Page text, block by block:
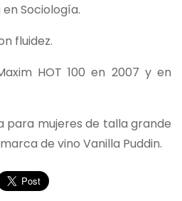
Sociología.
fluidez.
HOT 100 en 2007 y en
para mujeres de talla grande
de vino Vanilla Puddin.